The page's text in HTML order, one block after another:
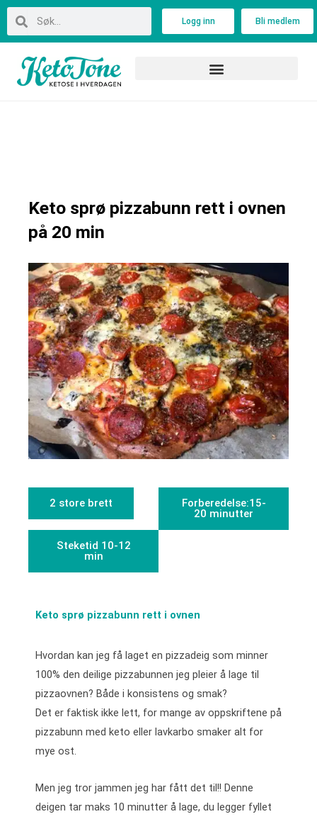
Skip
content
SearchSearch Logg inn Bli medlem
Keto sprø pizzabunn rett i ovnen
på 20 min
2 store brett
Forberedelse:15-
20 minutter
Steketid 10-12
min
Keto sprø pizzabunn rett i ovnen
Hvordan kan jeg få laget en pizzadeig som minner
100% den deilige pizzabunnen jeg pleier å lage til
pizzaovnen? Både i konsistens og smak?
Det er faktisk ikke lett, for mange av oppskriftene på
pizzabunn med keto eller lavkarbo smaker alt for
mye ost.
Men jeg tror jammen jeg har fått det til!! Denne
deigen tar maks 10 minutter å lage, du legger fyllet